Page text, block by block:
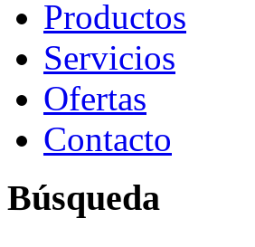
Productos
Servicios
Ofertas
Contacto
Búsqueda